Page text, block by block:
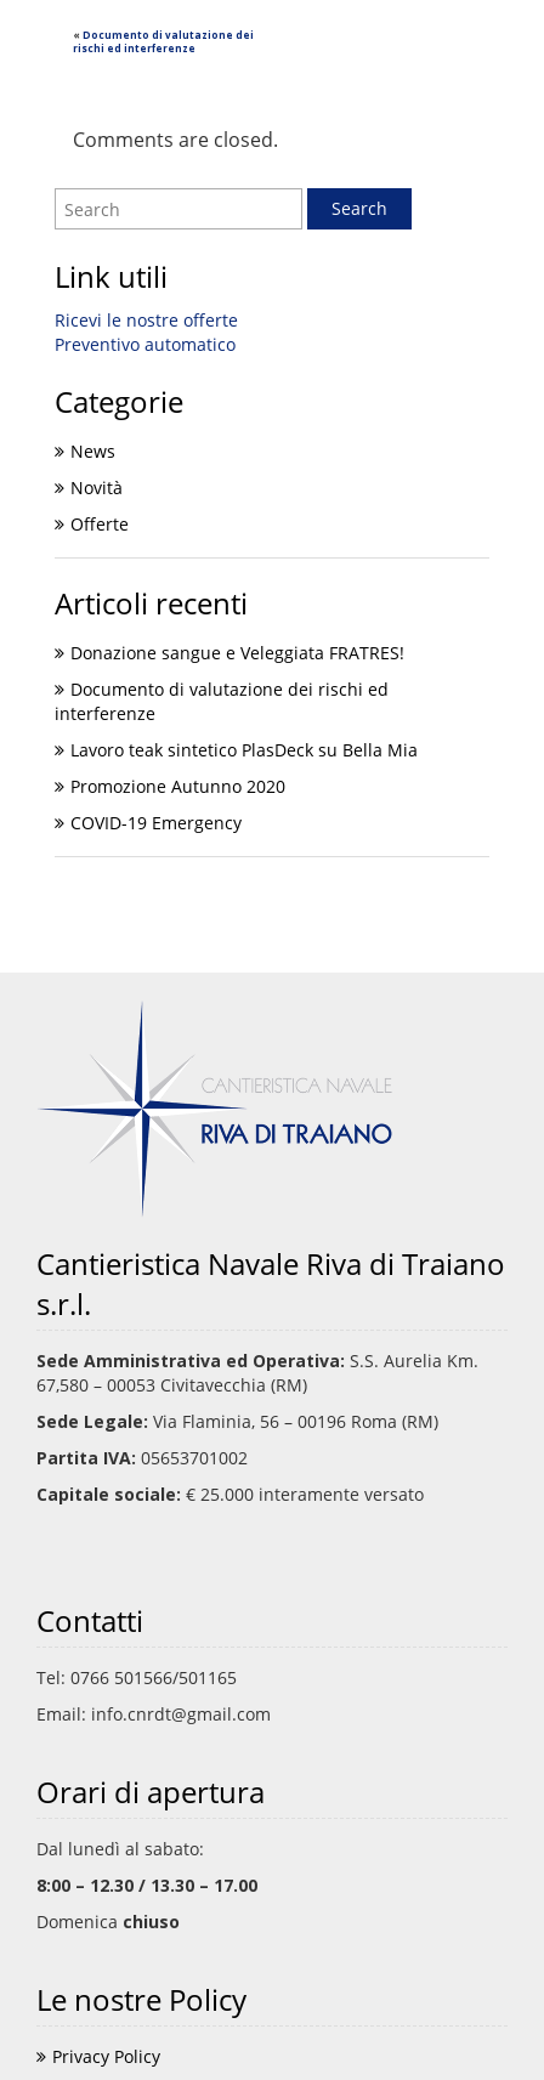
« Documento di valutazione dei
rischi ed interferenze
Comments are closed.
Link utili
Ricevi le nostre offerte
Preventivo automatico
Categorie
News
Novità
Offerte
Articoli recenti
Donazione sangue e Veleggiata FRATRES!
Documento di valutazione dei rischi ed
interferenze
Lavoro teak sintetico PlasDeck su Bella Mia
Promozione Autunno 2020
COVID-19 Emergency
Cantieristica Navale Riva di Traiano
s.r.l.
Sede Amministrativa ed Operativa: S.S. Aurelia Km.
67,580 – 00053 Civitavecchia (RM)
Sede Legale: Via Flaminia, 56 – 00196 Roma (RM)
Partita IVA: 05653701002
Capitale sociale: € 25.000 interamente versato
Contatti
Tel: 0766 501566/501165
Email: info.cnrdt@gmail.com
Orari di apertura
Dal lunedì al sabato:
8:00 – 12.30 / 13.30 – 17.00
Domenica chiuso
Le nostre Policy
Privacy Policy